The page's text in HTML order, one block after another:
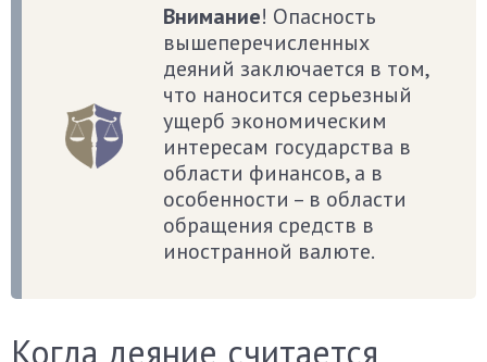
Внимание! Опасность
вышеперечисленных
деяний заключается в том,
что наносится серьезный
ущерб экономическим
интересам государства в
области финансов, а в
особенности – в области
обращения средств в
иностранной валюте.
Когда деяние считается